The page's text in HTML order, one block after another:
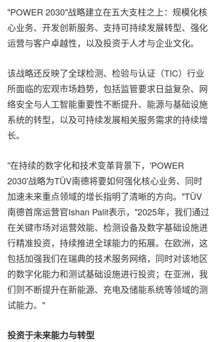
"POWER 2030"战略建立在五大支柱之上：规模化核
心业务、开发创新服务、支持可持续发展转型、强化
运营与客户卓越性，以及投资于人才与企业文化。
该战略还反映了全球检测、检验与认证（TIC）行业
所面临的宏观市场趋势，包括监管要求日益复杂、网
络安全与人工智能重要性不断提升、能源与基础设施
系统的转型，以及可持续发展相关服务需求的持续增
长。
"在持续的数字化和技术变革背景下，'POWER
2030'战略为TÜV南德将要如何强化核心业务、同时
加速未来重点领域的增长指明了清晰的方向。"TÜV
南德首席运营官Ishan Palit表示，"2025年，我们通过
在关键市场对运营效能、检测设备及数字基础设施进
行精准投资，持续推进全球能力的拓展。在欧洲，这
包括加强我们在瑞典的技术服务网络，同时对该地区
的数字化能力和测试基础设施进行投资；在亚洲，我
们则不断提升在新能源、充电及储能系统等领域的测
试能力。"
投资于未来能力与转型